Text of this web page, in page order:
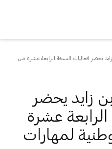
يحضر فعاليات النسخة الرابعة عشرة من
زايد يحضر
عشرة
لمهارات